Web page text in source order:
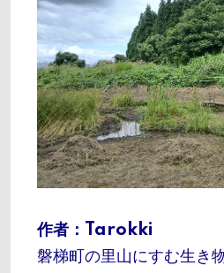
作者：Tarokki
磐梯町の里山にすむ生き